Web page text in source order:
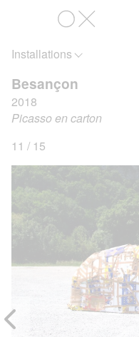
Installations
Besançon
2018
Picasso en carton
11 / 15